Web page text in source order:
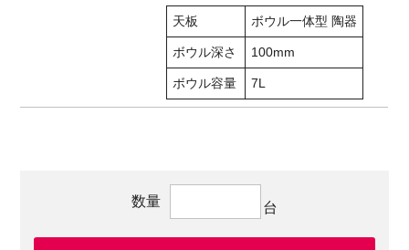
天板 ボウル一体型 陶器
ボウル深さ 100mm
ボウル容量 7L
数量 台